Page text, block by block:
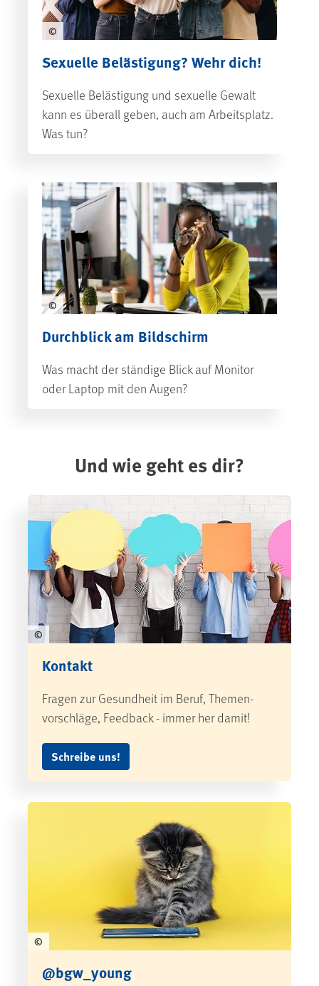
©
Sexuelle Belästigung? Wehr dich!
Sexuelle Belästigung und sexuelle Gewalt
kann es überall geben, auch am Arbeitsplatz.
Was tun?
©
Durchblick am Bildschirm
Was macht der ständige Blick auf Monitor
oder Laptop mit den Augen?
Und wie geht es dir?
©
Kontakt
Fragen zur Gesundheit im Beruf, Themen­
vorschläge, Feedback - immer her damit!
Schreibe uns!
©
@bgw_young